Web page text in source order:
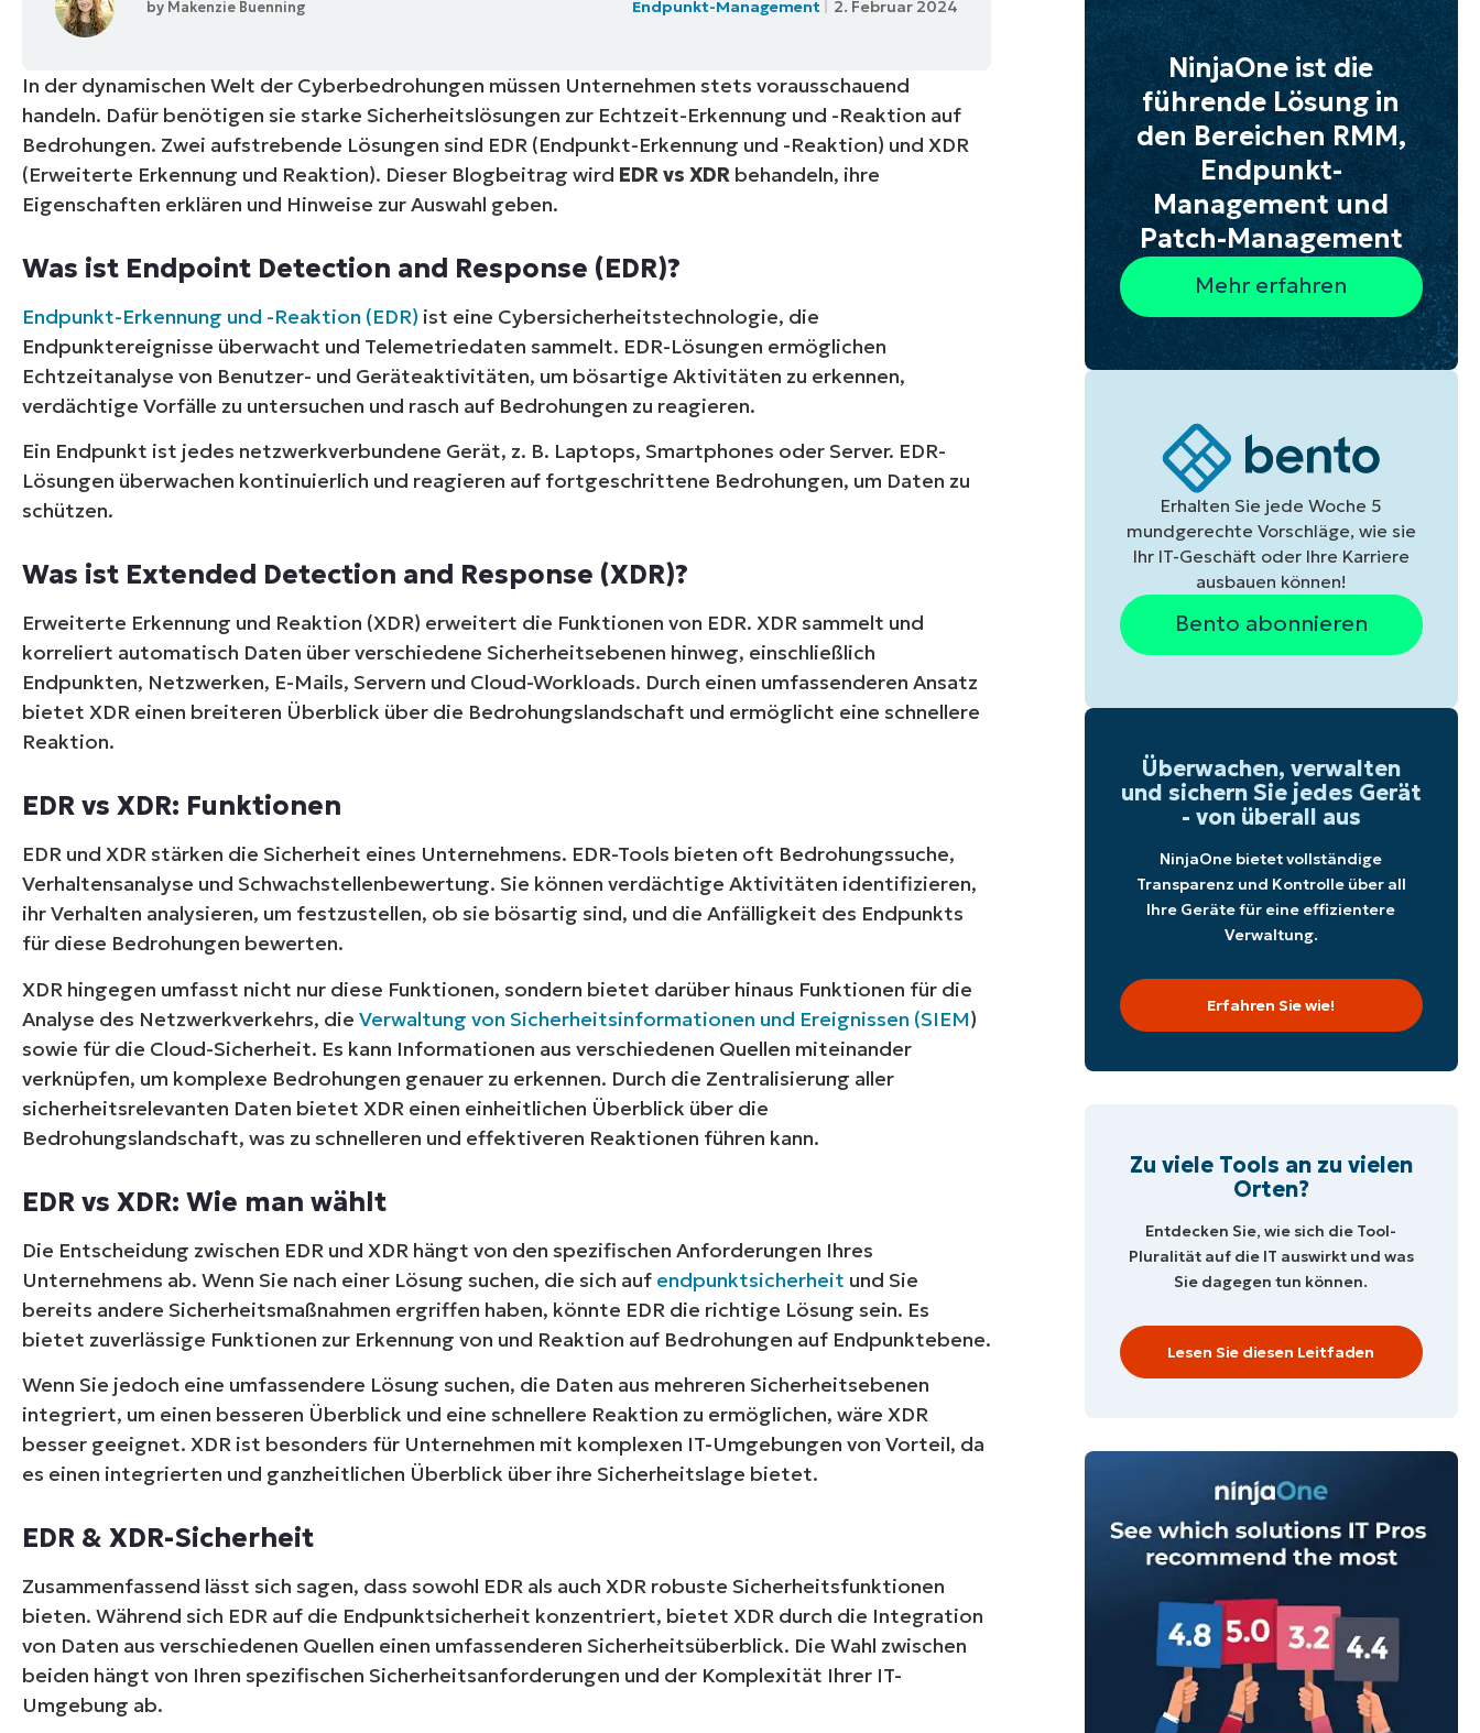
VERTRIEB KONTAKTIEREN PRODUKTVORSTELLUNG ANSEHEN
by Makenzie Buenning Endpunkt-Management 2. Februar 2024
In der dynamischen Welt der Cyberbedrohungen müssen Unternehmen stets vorausschauend
handeln. Dafür benötigen sie starke Sicherheitslösungen zur Echtzeit-Erkennung und -Reaktion auf
Bedrohungen. Zwei aufstrebende Lösungen sind EDR (Endpunkt-Erkennung und -Reaktion) und XDR
(Erweiterte Erkennung und Reaktion). Dieser Blogbeitrag wird EDR vs XDR behandeln, ihre
Eigenschaften erklären und Hinweise zur Auswahl geben.
Was ist Endpoint Detection and Response (EDR)?
Endpunkt-Erkennung und -Reaktion (EDR) ist eine Cybersicherheitstechnologie, die
Endpunktereignisse überwacht und Telemetriedaten sammelt. EDR-Lösungen ermöglichen
Echtzeitanalyse von Benutzer- und Geräteaktivitäten, um bösartige Aktivitäten zu erkennen,
verdächtige Vorfälle zu untersuchen und rasch auf Bedrohungen zu reagieren.
Ein Endpunkt ist jedes netzwerkverbundene Gerät, z. B. Laptops, Smartphones oder Server. EDR-
Lösungen überwachen kontinuierlich und reagieren auf fortgeschrittene Bedrohungen, um Daten zu
schützen.
Was ist Extended Detection and Response (XDR)?
Erweiterte Erkennung und Reaktion (XDR) erweitert die Funktionen von EDR. XDR sammelt und
korreliert automatisch Daten über verschiedene Sicherheitsebenen hinweg, einschließlich
Endpunkten, Netzwerken, E-Mails, Servern und Cloud-Workloads. Durch einen umfassenderen Ansatz
bietet XDR einen breiteren Überblick über die Bedrohungslandschaft und ermöglicht eine schnellere
Reaktion.
EDR vs XDR: Funktionen
EDR und XDR stärken die Sicherheit eines Unternehmens. EDR-Tools bieten oft Bedrohungssuche,
Verhaltensanalyse und Schwachstellenbewertung. Sie können verdächtige Aktivitäten identifizieren,
ihr Verhalten analysieren, um festzustellen, ob sie bösartig sind, und die Anfälligkeit des Endpunkts
für diese Bedrohungen bewerten.
XDR hingegen umfasst nicht nur diese Funktionen, sondern bietet darüber hinaus Funktionen für die
Analyse des Netzwerkverkehrs, dieVerwaltung von Sicherheitsinformationen und Ereignissen (SIEM)
sowie für die Cloud-Sicherheit. Es kann Informationen aus verschiedenen Quellen miteinander
verknüpfen, um komplexe Bedrohungen genauer zu erkennen. Durch die Zentralisierung aller
sicherheitsrelevanten Daten bietet XDR einen einheitlichen Überblick über die
Bedrohungslandschaft, was zu schnelleren und effektiveren Reaktionen führen kann.
EDR vs XDR: Wie man wählt
Die Entscheidung zwischen EDR und XDR hängt von den spezifischen Anforderungen Ihres
Unternehmens ab. Wenn Sie nach einer Lösung suchen, die sich auf endpunktsicherheit und Sie
bereits andere Sicherheitsmaßnahmen ergriffen haben, könnte EDR die richtige Lösung sein. Es
bietet zuverlässige Funktionen zur Erkennung von und Reaktion auf Bedrohungen auf Endpunktebene.
Wenn Sie jedoch eine umfassendere Lösung suchen, die Daten aus mehreren Sicherheitsebenen
integriert, um einen besseren Überblick und eine schnellere Reaktion zu ermöglichen, wäre XDR
besser geeignet. XDR ist besonders für Unternehmen mit komplexen IT-Umgebungen von Vorteil, da
es einen integrierten und ganzheitlichen Überblick über ihre Sicherheitslage bietet.
EDR & XDR-Sicherheit
Zusammenfassend lässt sich sagen, dass sowohl EDR als auch XDR robuste Sicherheitsfunktionen
bieten. Während sich EDR auf die Endpunktsicherheit konzentriert, bietet XDR durch die Integration
von Daten aus verschiedenen Quellen einen umfassenderen Sicherheitsüberblick. Die Wahl zwischen
beiden hängt von Ihren spezifischen Sicherheitsanforderungen und der Komplexität Ihrer IT-
Umgebung ab.
NinjaOne ist die
führende Lösung in
den Bereichen RMM,
Endpunkt-
Management und
Patch-Management
Mehr erfahren
Erhalten Sie jede Woche 5
mundgerechte Vorschläge, wie sie
Ihr IT-Geschäft oder Ihre Karriere
ausbauen können!
Bento abonnieren
Überwachen, verwalten
und sichern Sie jedes Gerät
- von überall aus
NinjaOne bietet vollständige
Transparenz und Kontrolle über all
Ihre Geräte für eine effizientere
Verwaltung.
Erfahren Sie wie!
Zu viele Tools an zu vielen
Orten?
Entdecken Sie, wie sich die Tool-
Pluralität auf die IT auswirkt und was
Sie dagegen tun können.
Lesen Sie diesen Leitfaden